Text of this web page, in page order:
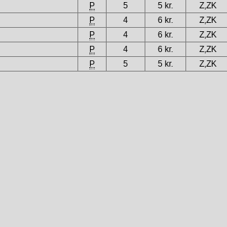
P 5 5 kr.
Z,ZK
P 4 6 kr.
Z,ZK
P 4 6 kr.
Z,ZK
P 4 6 kr.
Z,ZK
P 5 5 kr. Z,ZK